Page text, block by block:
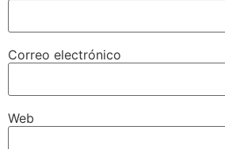
Correo electrónico
Web